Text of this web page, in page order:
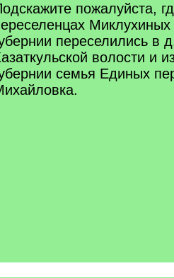
пожалуйста,
Миклухиных
переселились в
волости и
семья Единых